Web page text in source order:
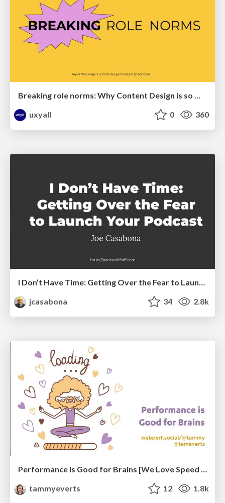
uxyall
0 360
I Don’t Have Time: Getting Over the Fear to Launch Your Podcast
jcasabona
34 2.8k
Performance Is Good for Brains [We Love Speed 2024]
tammyeverts
12 1.8k